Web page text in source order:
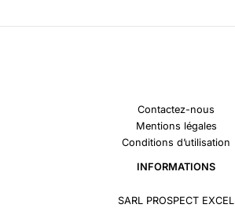
Contactez-nous
Mentions légales
Conditions d’utilisation
INFORMATIONS
SARL PROSPECT EXCEL